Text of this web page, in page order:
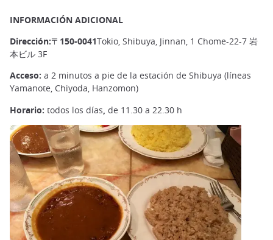
INFORMACIÓN ADICIONAL
Dirección:〒150-0041Tokio, Shibuya, Jinnan, 1 Chome-22-7 岩
本ビル 3F
Acceso: a 2 minutos a pie de la estación de Shibuya (líneas
Yamanote, Chiyoda, Hanzomon)
Horario: todos los días de 11.30 a 22.30 h